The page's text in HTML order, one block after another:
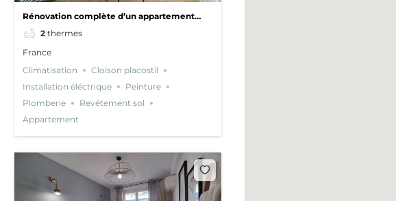
Rénovation complète d’un appartement
lumineux
2 thermes
France
Climatisation
Cloison placostil
Installation éléctrique
Peinture
Plomberie
Revêtement sol
Appartement